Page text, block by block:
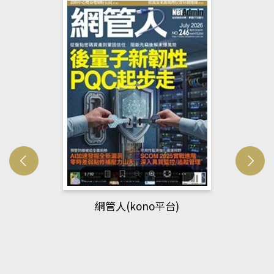
網管人(kono平台)